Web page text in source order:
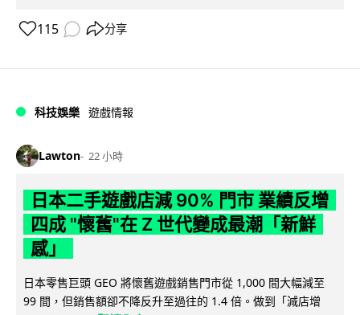
115 分享
科技娛樂 遊戲情報
Lawton 22 小時
日本二手遊戲店減 90% 門市 業績反增
四成 "懷舊"在 Z 世代變成最潮「新鮮
感」
日本零售巨頭 GEO 將懷舊遊戲銷售門市從 1,000 間大幅減至
99 間，但銷售額卻不降反升至過往的 1.4 倍。做到「減店增